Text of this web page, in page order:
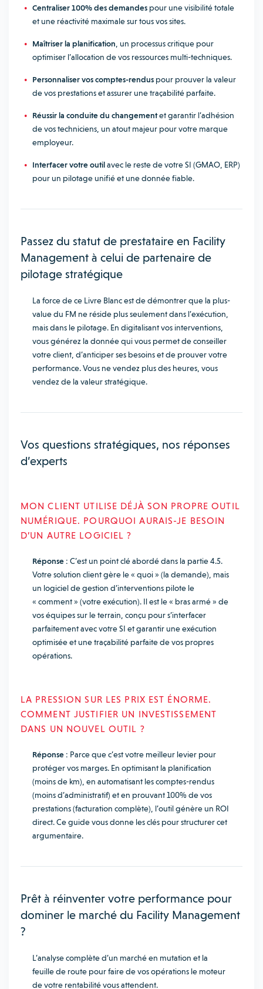
Centraliser 100% des demandes pour une visibilité totale
et une réactivité maximale sur tous vos sites.
Maîtriser la planification , un processus critique pour
optimiser l’allocation de vos ressources multi-techniques.
Personnaliser vos comptes-rendus pour prouver la valeur
de vos prestations et assurer une traçabilité parfaite.
Réussir la conduite du changementet garantir l’adhésion
de vos techniciens, un atout majeur pour votre marque
employeur.
Interfacer votre outilavec le reste de votre SI (GMAO, ERP)
pour un pilotage unifié et une donnée fiable.
Passez du statut de prestataire en Facility
Management à celui de partenaire de
pilotage stratégique
La force de ce Livre Blanc est de démontrer que la plus-
value du FM ne réside plus seulement dans l’exécution,
mais dans le pilotage. En digitalisant vos interventions,
vous générez la donnée qui vous permet de conseiller
votre client, d’anticiper ses besoins et de prouver votre
performance. Vous ne vendez plus des heures, vous
vendez de la valeur stratégique.
Vos questions stratégiques, nos réponses
d’experts
MON CLIENT UTILISE DÉJÀ SON PROPRE OUTIL
NUMÉRIQUE. POURQUOI AURAIS-JE BESOIN
D’UN AUTRE LOGICIEL ?
Réponse : C’est un point clé abordé dans la partie 4.5.
Votre solution client gère le « quoi » (la demande), mais
un logiciel de gestion d’interventions pilote le
« comment » (votre exécution). Il est le « bras armé » de
vos équipes sur le terrain, conçu pour s’interfacer
parfaitement avec votre SI et garantir une exécution
optimisée et une traçabilité parfaite de vos propres
opérations.
LA PRESSION SUR LES PRIX EST ÉNORME.
COMMENT JUSTIFIER UN INVESTISSEMENT
DANS UN NOUVEL OUTIL ?
Réponse : Parce que c’est votre meilleur levier pour
protéger vos marges. En optimisant la planification
(moins de km), en automatisant les comptes-rendus
(moins d’administratif) et en prouvant 100% de vos
prestations (facturation complète), l’outil génère un ROI
direct. Ce guide vous donne les clés pour structurer cet
argumentaire.
Prêt à réinventer votre performance pour
dominer le marché du Facility Management
?
L’analyse complète d’un marché en mutation et la
feuille de route pour faire de vos opérations le moteur
de votre rentabilité vous attendent.